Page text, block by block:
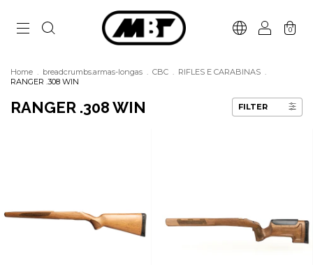
0
Home . breadcrumbs.armas-longas . CBC . RIFLES E CARABINAS .
RANGER .308 WIN
RANGER .308 WIN FILTER